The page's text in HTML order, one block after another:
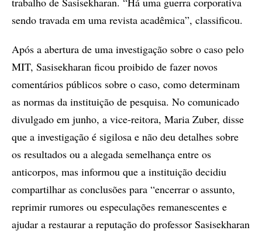
sendo travada em uma revista acadêmica”, classificou.
Após a abertura de uma investigação sobre o caso pelo
MIT, Sasisekharan ficou proibido de fazer novos
comentários públicos sobre o caso, como determinam
as normas da instituição de pesquisa. No comunicado
divulgado em junho, a vice-reitora, Maria Zuber, disse
que a investigação é sigilosa e não deu detalhes sobre
os resultados ou a alegada semelhança entre os
anticorpos, mas informou que a instituição decidiu
compartilhar as conclusões para “encerrar o assunto,
reprimir rumores ou especulações remanescentes e
ajudar a restaurar a reputação do professor Sasisekharan